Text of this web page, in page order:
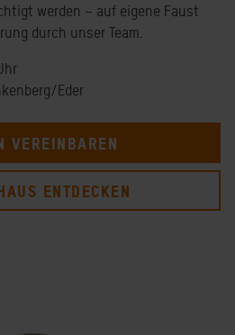
werden – auf eigene Faust
durch unser Team.
Eder
VEREINBAREN
ENTDECKEN